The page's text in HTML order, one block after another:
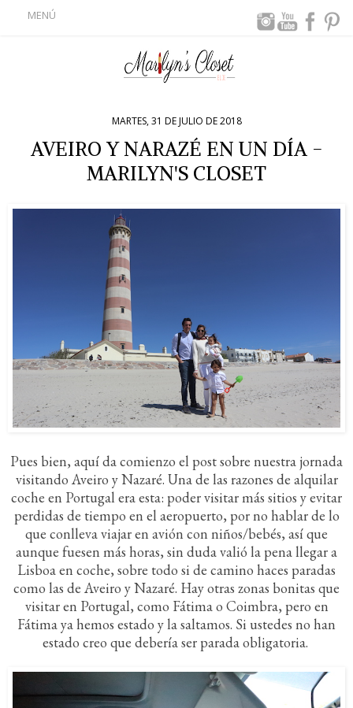
MENÚ
MARTES, 31 DE JULIO DE 2018
AVEIRO Y NARAZÉ EN UN DÍA -
MARILYN'S CLOSET
Pues bien, aquí da comienzo el post sobre nuestra jornada
visitando Aveiro y Nazaré. Una de las razones de alquilar
coche en Portugal era esta: poder visitar más sitios y evitar
perdidas de tiempo en el aeropuerto, por no hablar de lo
que conlleva viajar en avión con niños/bebés, así que
aunque fuesen más horas, sin duda valió la pena llegar a
Lisboa en coche, sobre todo si de camino haces paradas
como las de Aveiro y Nazaré. Hay otras zonas bonitas que
visitar en Portugal, como Fátima o Coimbra, pero en
Fátima ya hemos estado y la saltamos. Si ustedes no han
estado creo que debería ser parada obligatoria.